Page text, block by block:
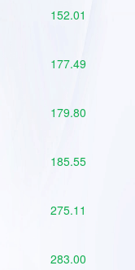
152.01
177.49
179.80
185.55
275.11
283.00